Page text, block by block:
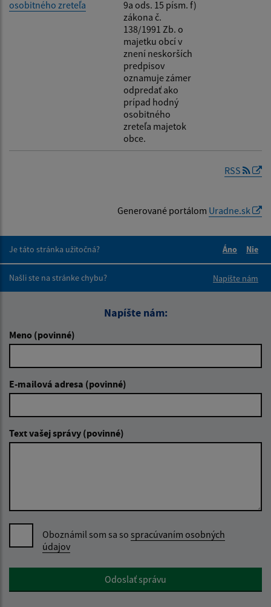
osobitného zreteľa
9a ods. 15 písm. f)
zákona č.
138/1991 Zb. o
majetku obcí v
znení neskorších
predpisov
oznamuje zámer
odpredať ako
prípad hodný
osobitného
zreteľa majetok
obce.
RSS
Generované portálom Uradne.sk
Je táto stránka užitočná?
Áno
Nie
Našli ste na stránke chybu?
Napíšte nám
Napíšte nám:
Meno (povinné)
E-mailová adresa (povinné)
Text vašej správy (povinné)
Oboznámil som sa so spracúvaním osobných
údajov
Google reCaptcha ResponseOdoslať správu